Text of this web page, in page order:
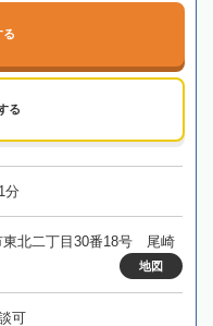
る
る
分
東北二丁目30番18号 尾崎
地図
可